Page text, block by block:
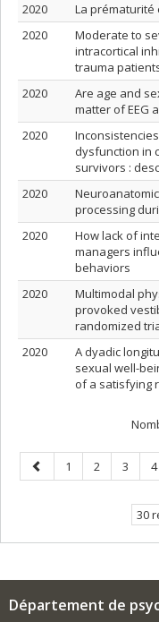
2020
La
2020
Moderate to
intracortical
trauma
2020
Are age and
matter of EEG
2020
dysfunction in
survivors :
2020
processing
2020
How lack of
managers
behaviors
2020
Multimodal
provoked
randomized
2020
A dyadic
sexual well-
of a satisfying
Page
précédente
Page
1 Page
2 Page
3 4
30
Département de